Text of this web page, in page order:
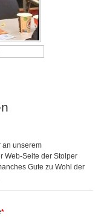
an unserem
Web-Seite der Stolper
Gute zu Wohl der
*